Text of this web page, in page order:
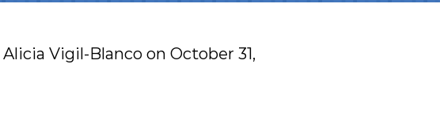
Alicia Vigil-Blanco on October 31,